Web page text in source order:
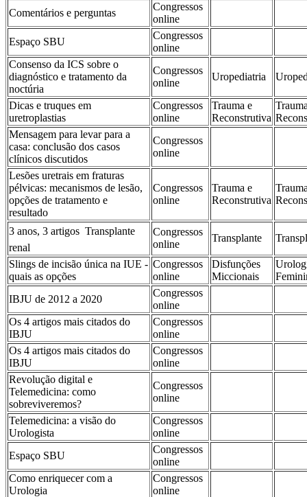
Comentários e perguntas
Congressos
online
Espaço SBU
Congressos
online
Consenso da ICS sobre o
diagnóstico e tratamento da
noctúria
Congressos
online
Uropediatria
Dicas e truques em
uretroplastias
Congressos
online
Trauma e
Reconstrutiva
Mensagem para levar para a
casa: conclusão dos casos
clínicos discutidos
Congressos
online
Lesões uretrais em fraturas
pélvicas: mecanismos de lesão,
opções de tratamento e
resultado
Congressos
online
Trauma e
Reconstrutiva
3 anos, 3 artigos  Transplante
renal
Congressos
online
Transplante
Slings de incisão única na IUE -
quais as opções
Congressos
online
Disfunções
Miccionais
IBJU de 2012 a 2020
Congressos
online
Os 4 artigos mais citados do
IBJU
Congressos
online
Os 4 artigos mais citados do
IBJU
Congressos
online
Revolução digital e
Telemedicina: como
sobreviveremos?
Congressos
online
Telemedicina: a visão do
Urologista
Congressos
online
Espaço SBU
Congressos
online
Como enriquecer com a
Urologia
Congressos
online